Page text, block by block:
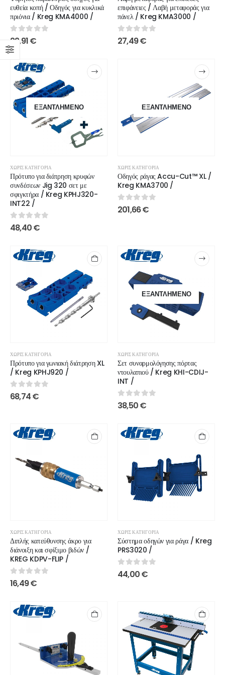
ευθεία κοπή / Οδηγός για κυκλικά
πριόνια / Kreg KMA4000 /
0out of 5
22,91€
επιφάνειες / Λαβή μεταφοράς για
πάνελ / Kreg KMA3000 /
0out of 5
27,49€
ΕΞΑΝΤΛΗΜΈΝΟ
ΧΩΡΊΣ ΚΑΤΗΓΟΡΊΑ
Πρότυπο για διάτρηση κρυφών
συνδέσεων Jig 320 σετ με
σφιγκτήρα / Kreg KPHJ320-
INT22 /
0out of 5
48,40€
ΕΞΑΝΤΛΗΜΈΝΟ
ΧΩΡΊΣ ΚΑΤΗΓΟΡΊΑ
Οδηγός ράγας Accu-Cut™ XL /
Kreg KMA3700 /
0out of 5
201,66€
ΧΩΡΊΣ ΚΑΤΗΓΟΡΊΑ
Πρότυπο για γωνιακή διάτρηση XL
/ Kreg KPHJ920 /
0out of 5
68,74€
ΕΞΑΝΤΛΗΜΈΝΟ
ΧΩΡΊΣ ΚΑΤΗΓΟΡΊΑ
Σετ συναρμολόγησης πόρτας
ντουλαπιού / Kreg KHI-CDIJ-
INT /
0out of 5
38,50€
ΧΩΡΊΣ ΚΑΤΗΓΟΡΊΑ
Διπλής κατεύθυνσης άκρο για
διάνοιξη και σφίξιμο βιδών /
KREG KDPV-FLIP /
0out of 5
16,49€
ΧΩΡΊΣ ΚΑΤΗΓΟΡΊΑ
Σύστημα οδηγών για ράγα / Kreg
PRS3020 /
0 out of 5
44,00€